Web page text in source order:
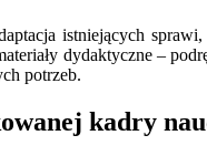
istniejących
dydaktyczne –
potrzeb.
kadry